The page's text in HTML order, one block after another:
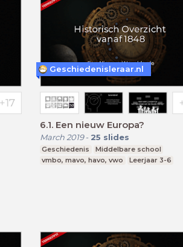
6.1. Een nieuw Europa?
March 2019- 25 slides
Geschiedenis
Middelbare school
vmbo, mavo, havo, vwo
Leerjaar 3-6
Geschiedenisleraar.nl